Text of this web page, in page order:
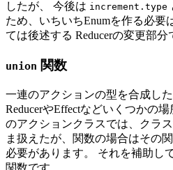
したが、 今後は increment.type
ため、いちいちEnumを作る必要
ては後述する Reducerの変更部分
union 関数
一連のアクションの型を合成した
ReducerやEffectなどいくつかの
のアクションクラスでは、クラ
ま扱えたが、関数の場合はその
必要があります。 それを補助し
関数です。